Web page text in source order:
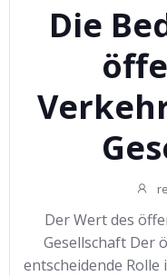
Die
Der Wert des
Gesellschaft Der
entscheidende